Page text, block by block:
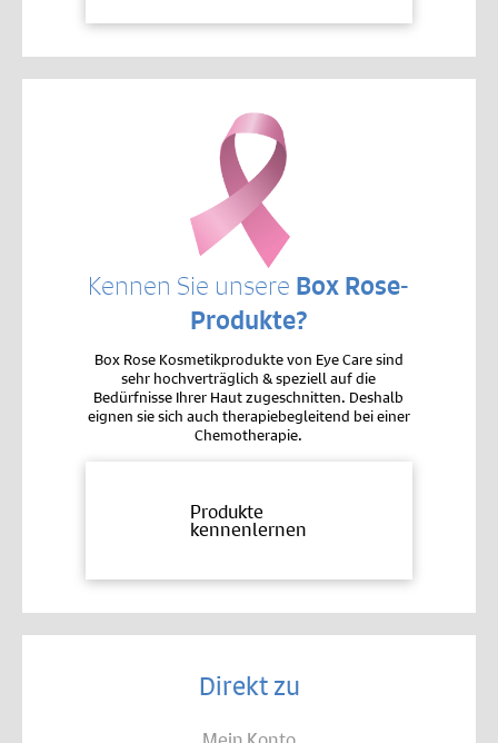
Kennen Sie unsere Box Rose-
Produkte?
Box Rose Kosmetikprodukte von Eye Care sind
sehr hochverträglich & speziell auf die
Bedürfnisse Ihrer Haut zugeschnitten. Deshalb
eignen sie sich auch therapiebegleitend bei einer
Chemotherapie.
Produkte
kennenlernen
Direkt zu